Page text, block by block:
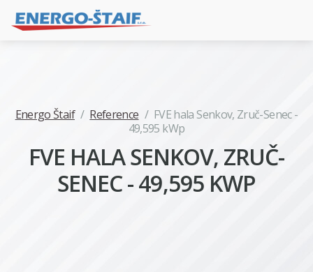
Energo Štaif / Reference / FVE hala Senkov, Zruč-Senec -
49,595 kWp
FVE HALA SENKOV, ZRUČ-
SENEC - 49,595 KWP